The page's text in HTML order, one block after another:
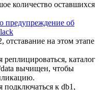
количество оставшихся
предупреждение об
на этом этапе
реплицироваться, каталог
data вычищен, чтобы
подключаться к db1,